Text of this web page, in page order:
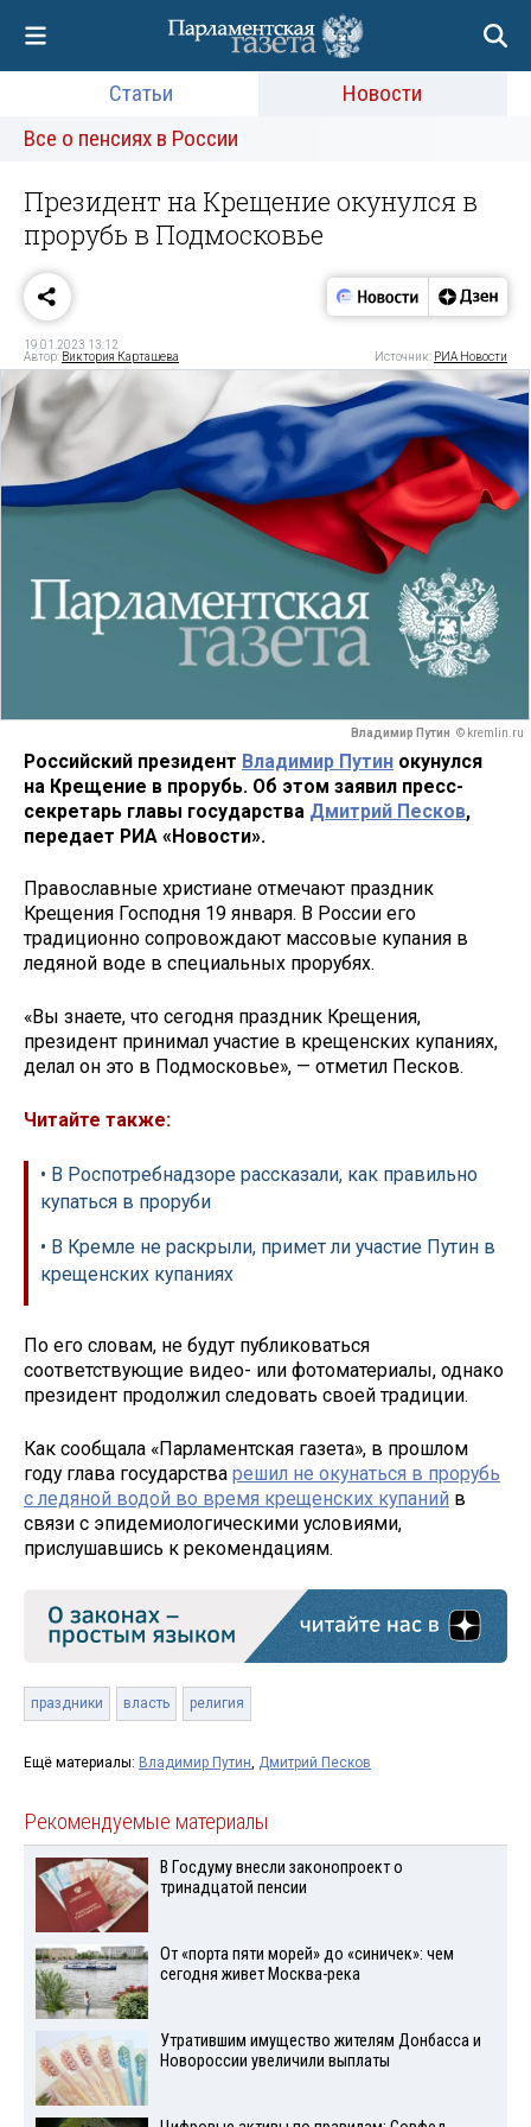
Статьи
Новости
Все о пенсиях в России
Президент на Крещение окунулся в
прорубь в Подмосковье
19.01.2023 13:12
Автор: Виктория Карташева Источник: РИА Новости
Владимир Путин © kremlin.ru
Российский президент Владимир Путин окунулся
на Крещение в прорубь. Об этом заявил пресс-
секретарь главы государства Дмитрий Песков,
передает РИА «Новости».
Православные христиане отмечают праздник
Крещения Господня 19 января. В России его
традиционно сопровождают массовые купания в
ледяной воде в специальных прорубях.
«Вы знаете, что сегодня праздник Крещения,
президент принимал участие в крещенских купаниях,
делал он это в Подмосковье», — отметил Песков.
Читайте также:
• В Роспотребнадзоре рассказали, как правильно
купаться в проруби
• В Кремле не раскрыли, примет ли участие Путин в
крещенских купаниях
По его словам, не будут публиковаться
соответствующие видео- или фотоматериалы, однако
президент продолжил следовать своей традиции.
Как сообщала «Парламентская газета», в прошлом
году глава государства решил не окунаться в прорубь
с ледяной водой во время крещенских купаний в
связи с эпидемиологическими условиями,
прислушавшись к рекомендациям.
праздники власть религия
Ещё материалы: Владимир Путин, Дмитрий Песков
Рекомендуемые материалы
В Госдуму внесли законопроект о
тринадцатой пенсии
От «порта пяти морей» до «синичек»: чем
сегодня живет Москва-река
Утратившим имущество жителям Донбасса и
Новороссии увеличили выплаты